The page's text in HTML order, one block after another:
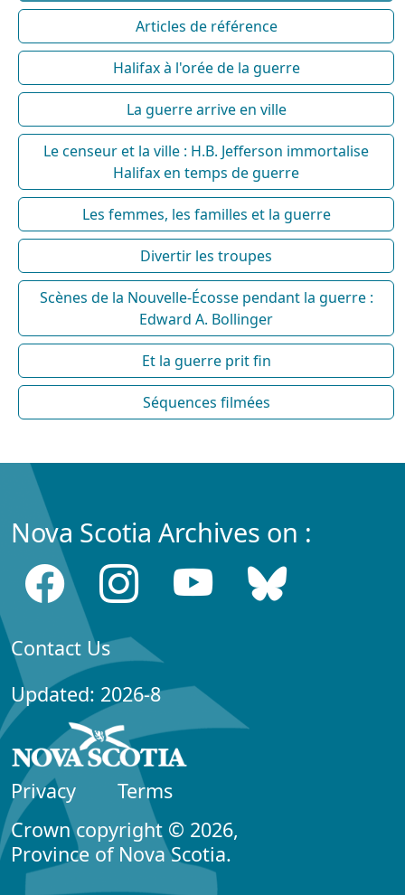
Articles de référence
Halifax à l'orée de la guerre
La guerre arrive en ville
Le censeur et la ville : H.B. Jefferson immortalise
Halifax en temps de guerre
Les femmes, les familles et la guerre
Divertir les troupes
Scènes de la Nouvelle-Écosse pendant la guerre :
Edward A. Bollinger
Et la guerre prit fin
Séquences filmées
Nova Scotia Archives on :
Contact Us
Updated: 2026-8
Privacy
Terms
Crown copyright © 2026,
Province of Nova Scotia.